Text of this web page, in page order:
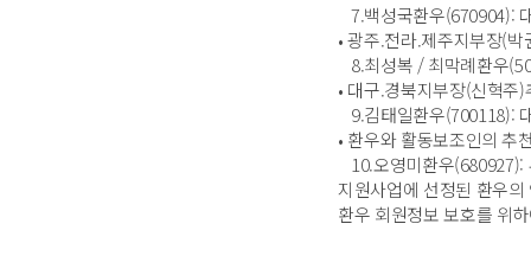
7.백성국환우(670904):
• 광주.전라.제주지부장(박
8.최성복 / 최막례환우
• 대구.경북지부장(신혁주)
9.김태일환우(700118):
• 환우와 활동보조인의 추
10.오영미환우(680927):
지원사업에 선정된 환우
환우 회원정보 보호를 위